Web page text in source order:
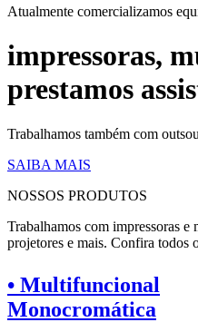
Atualmente comercializamos
impressoras,
prestamos
Trabalhamos também com
SAIBA MAIS
NOSSOS PRODUTOS
Trabalhamos com impressoras
projetores e mais. Confira todos
• Multifuncional
Monocromática